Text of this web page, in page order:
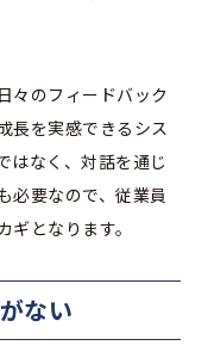
々のフィードバック
長を実感できるシス
はなく、対話を通じ
必要なので、従業員
となります。
ない